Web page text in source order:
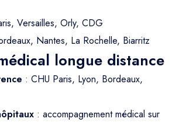
Versailles, Orly, CDG
Nantes, La Rochelle, Biarritz
longue distance
: CHU Paris, Lyon, Bordeaux,
: accompagnement médical sur